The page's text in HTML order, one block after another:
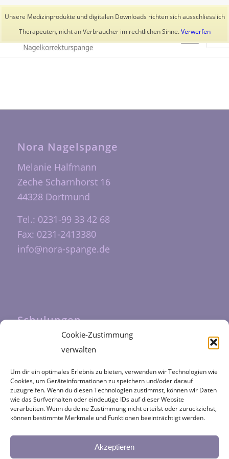
Cookie-Zustimmung
verwalten
Um dir ein optimales Erlebnis zu bieten, verwenden wir Technologien wie
Cookies, um Geräteinformationen zu speichern und/oder darauf
zuzugreifen. Wenn du diesen Technologien zustimmst, können wir Daten
wie das Surfverhalten oder eindeutige IDs auf dieser Website
verarbeiten. Wenn du deine Zustimmung nicht erteilst oder zurückziehst,
können bestimmte Merkmale und Funktionen beeinträchtigt werden.
Akzeptieren
Unsere Medizinprodukte und digitalen Downloads richten sich ausschliesslich
Therapeuten, nicht an Verbraucher im rechtlichen Sinne.Verwerfen
Aktuelles Trainer 👥 Kundenkonto
Nora Nagelspange
Melanie Halfmann
Zeche Scharnhorst 16
44328 Dortmund
Tel.: 0231-99 33 42 68
Fax: 0231-2413380
info@nora-spange.de
Schulungen
Unsere Schulungen werden durch das
Fortbildungszentrum Halfmann